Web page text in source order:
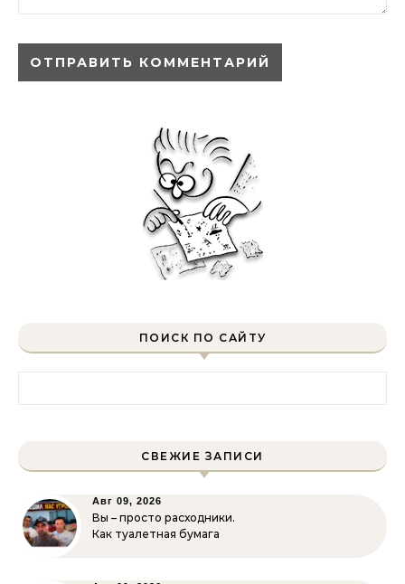
ПОИСК ПО САЙТУ
СВЕЖИЕ ЗАПИСИ
Авг 09, 2026
Вы – просто расходники.
Как туалетная бумага